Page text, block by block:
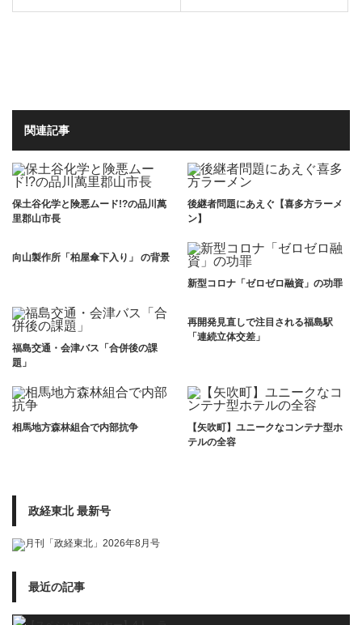
関連記事
保土谷化学と険悪ムード!?の品川萬
里郡山市長
後継者問題にあえぐ【喜多方ラーメ
ン】
向山製作所「柏屋傘下入り」 の背景
新型コロナ「ゼロゼロ融資」の功罪
福島交通・会津バス「合併後の課
題」
再開発見直しで注目される福島駅
「連続立体交差」
相馬地方森林組合で内部抗争
【矢吹町】ユニークなコンテナ型ホ
テルの全容
政経東北 最新号
最近の記事